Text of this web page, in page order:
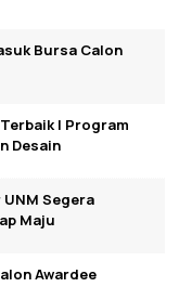
Bursa Calon
I Program
Desain
Segera
Maju
Awardee